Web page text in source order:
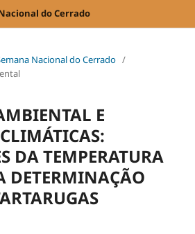
do Cerrado
Nacional do Cerrado /
E
DA TEMPERATURA
DETERMINAÇÃO